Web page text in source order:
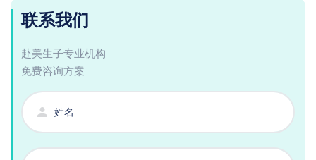
联系我们
赴美生子专业机构
免费咨询方案